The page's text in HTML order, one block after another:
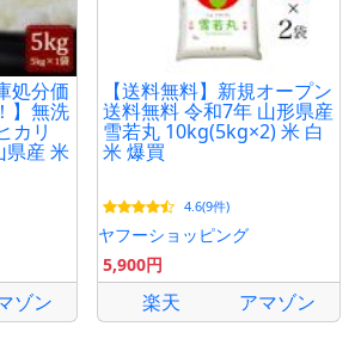
処分価
】無洗
カリ
県産 米
ゾン
【送料無料】新規オープン
送料無料 令和7年 山形県産
雪若丸 10kg(5kg×2) 米 白
米 爆買
4.6(9件)
ヤフーショッピング
5,900円
楽天 アマゾン